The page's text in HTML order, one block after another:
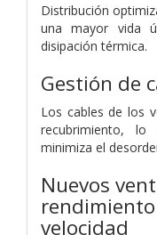
Distribución
una mayor vida
disipación térmica.
Gestión de
Los cables de los
recubrimiento,
minimiza el
Nuevos
velocidad